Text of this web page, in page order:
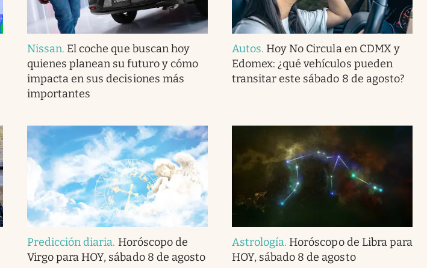
Nissan. El coche que buscan hoy
quienes planean su futuro y cómo
impacta en sus decisiones más
importantes
Autos. Hoy No Circula en CDMX y
Edomex: ¿qué vehículos pueden
transitar este sábado 8 de agosto?
Predicción diaria. Horóscopo de
Virgo para HOY, sábado 8 de agosto
Astrología. Horóscopo de Libra para
HOY, sábado 8 de agosto